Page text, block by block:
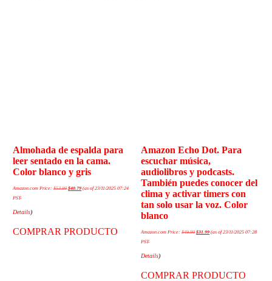
Almohada de espalda para
leer sentado en la cama.
Color blanco y gris
Amazon.com Price:$53.99 $40.79 (as of 23/11/2025 07:24
PST-
Details)
COMPRAR PRODUCTO
Amazon Echo Dot. Para
escuchar música,
audiolibros y podcasts.
También puedes conocer del
clima y activar timers con
tan solo usar la voz. Color
blanco
Amazon.com Price:$49.99 $31.99 (as of 23/11/2025 07:28
PST-
Details)
COMPRAR PRODUCTO